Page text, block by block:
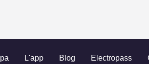
L'app Blog Electropass
Aalten Aalten